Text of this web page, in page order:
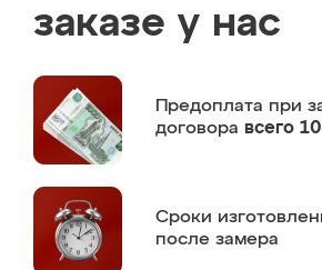
заказе у нас
Предоплата при
договора всего
Сроки
после замера